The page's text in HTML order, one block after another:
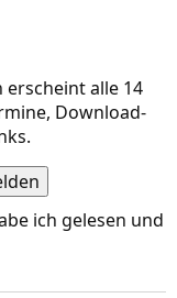
alle 14
Download-
ich gelesen und